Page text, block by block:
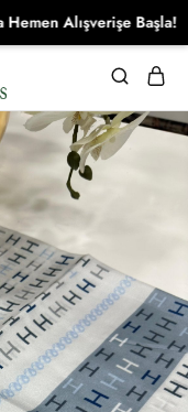
Alışverişe Başla!